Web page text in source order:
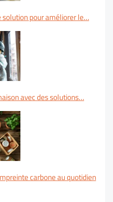
solution pour améliorer le…
avec des solutions…
carbone au quotidien